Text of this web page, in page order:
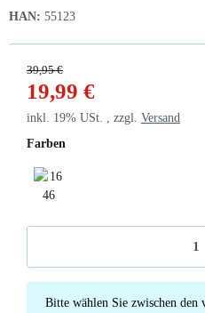
HAN: 55123
39,95 €
19,99 €
inkl. 19% USt. , zzgl. Versand
Farben
x
Bitte wählen Sie zwischen den